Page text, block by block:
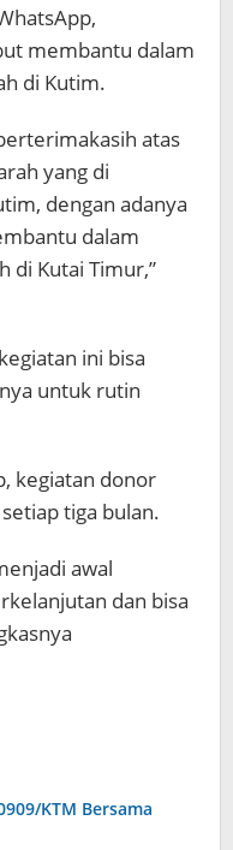
membantu dalam
di Kutim.
atas
yang di
dengan adanya
dalam
di Kutai Timur,”
ini bisa
untuk rutin
kegiatan donor
tiga bulan.
awal
dan bisa
KTM Bersama